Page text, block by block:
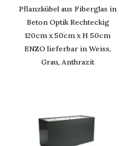
Pflanzkübel aus Fiberglas in
Beton Optik Rechteckig
120cm x 50cm x H 50cm
ENZO lieferbar in Weiss,
Grau, Anthrazit